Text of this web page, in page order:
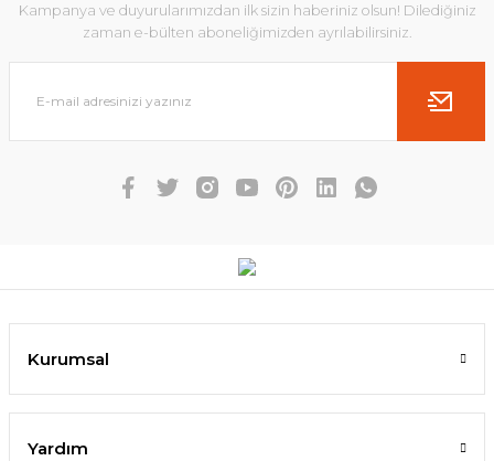
Kampanya ve duyurularımızdan ilk sizin haberiniz olsun! Dilediğiniz
zaman e-bülten aboneliğimizden ayrılabilirsiniz.
Kurumsal
Yardım